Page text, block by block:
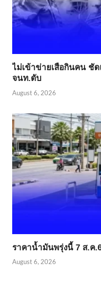
ไม่เข้าข่าย​เสือกินคน ชั
จนท.ดับ
August 6, 2026
ราคาน้ำมันพรุ่งนี้ 7 ส.ค
August 6, 2026